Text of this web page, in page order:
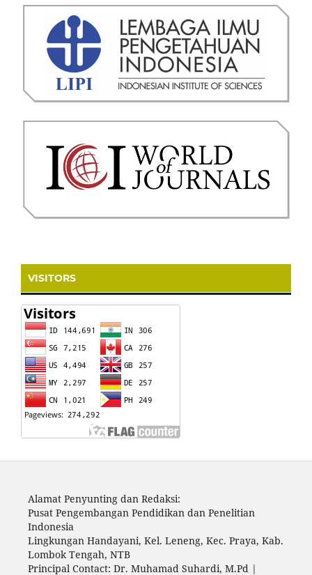
VISITORS
Alamat Penyunting dan Redaksi:
Pusat Pengembangan Pendidikan dan Penelitian
Indonesia
Lingkungan Handayani, Kel. Leneng, Kec. Praya, Kab.
Lombok Tengah, NTB
Principal Contact: Dr. Muhamad Suhardi, M.Pd |